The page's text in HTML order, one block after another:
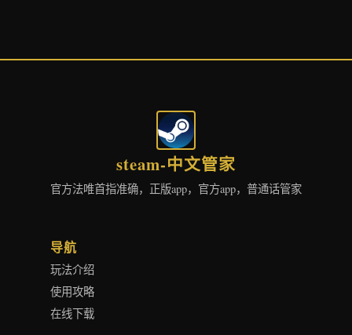
steam-中文管家
官方法唯首指准确，正版app，官方app，普通话管家
导航
玩法介绍
使用攻略
在线下载